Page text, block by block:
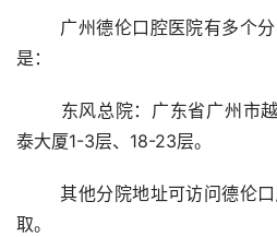
是：
泰大厦1-3层、18-23层。
	其他分院地址可访问德伦口腔官网或询问医院客服获
取。